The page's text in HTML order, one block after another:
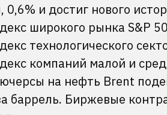
0,6% и достиг нового
широкого рынка S&P
технологического
компаний малой и
на нефть Brent
баррель. Биржевые